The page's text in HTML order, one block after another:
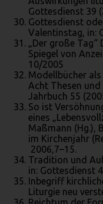
Gottesdienst 39
Gottesdienst
Valentinstag, in:
„Der große Tag“
Spiegel von
10/2005
Modellbücher
Acht Thesen
Jahrbuch 55
So ist
eines
Maßmann (Hg.),
im Kirchenjahr
2006,7–15.
Tradition und
in: Gottesdienst
Inbegriff
Liturgie neu